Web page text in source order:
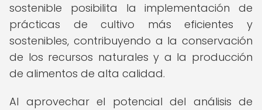
sostenible posibilita la implementación de
prácticas de cultivo más eficientes y
sostenibles, contribuyendo a la conservación
de los recursos naturales y a la producción
de alimentos de alta calidad.
Al aprovechar el potencial del análisis de